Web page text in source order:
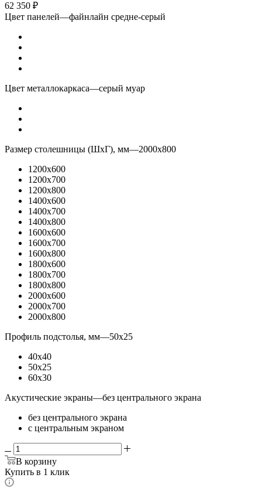
62 350 ₽
Цвет панелей—файнлайн средне-серый
Цвет металлокаркаса—серый муар
Размер столешницы (ШхГ), мм—2000x800
1200x600
1200x700
1200x800
1400x600
1400x700
1400x800
1600x600
1600x700
1600x800
1800x600
1800x700
1800x800
2000x600
2000x700
2000x800
Профиль подстолья, мм—50x25
40x40
50x25
60x30
Акустические экраны—без центрального экрана
без центрального экрана
с центральным экраном
В корзину
Купить в 1 клик